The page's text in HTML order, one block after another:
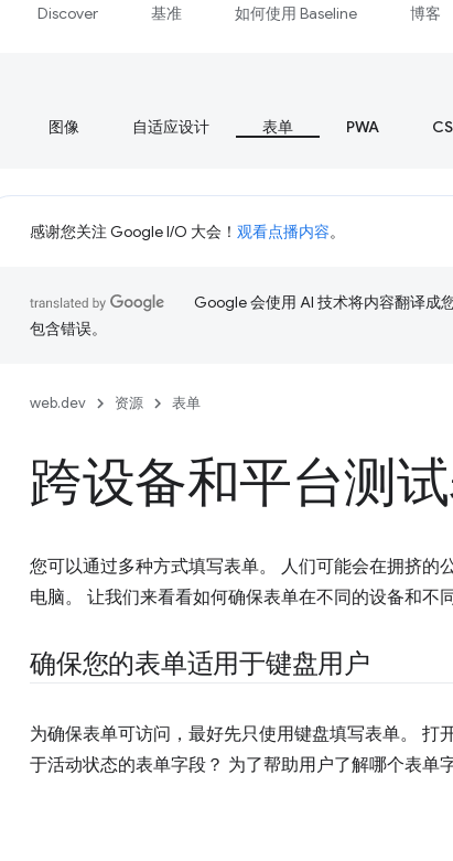
Discover 基准 如何使用 Baseline 博客
图像 自适应设计 表单 PWA
感谢您关注 Google I/O 大会！ 观看点播内容。
Google 会使用 AI 技术将内容翻译成
包含错误。
web.dev 资源 表单
跨设备和平台测
您可以通过多种方式填写表单。 人们可能会在拥挤的
电脑。 让我们来看看如何确保表单在不同的设备和不
确保您的表单适用于键盘用户
为确保表单可访问，最好先只使用键盘填写表单。 打
于活动状态的表单字段？ 为了帮助用户了解哪个表单